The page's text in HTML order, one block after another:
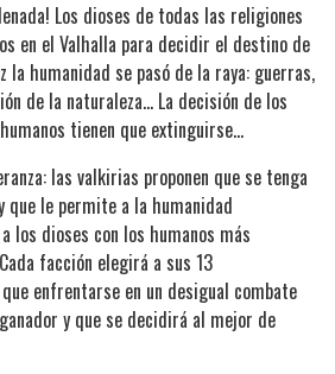
Los dioses de todas las religiones
en el Valhalla para decidir el destino de
la humanidad se pasó de la raya: guerras,
de la naturaleza… La decisión de los
tienen que extinguirse…
las valkirias proponen que se tenga
que le permite a la humanidad
los dioses con los humanos más
facción elegirá a sus 13
enfrentarse en un desigual combate
y que se decidirá al mejor de